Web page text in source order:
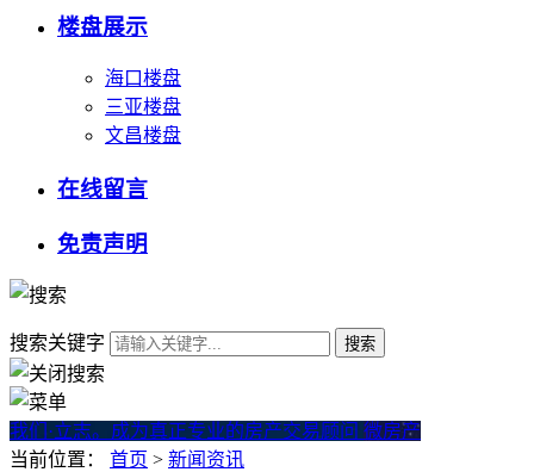
楼盘展示
海口楼盘
三亚楼盘
文昌楼盘
在线留言
免责声明
搜索关键字
我们·立志。成为真正专业的房产交易顾问 微房产
当前位置： 首页 > 新闻资讯